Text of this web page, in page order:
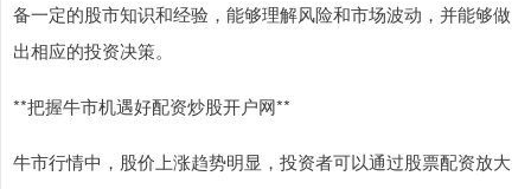
备一定的股市知识和经验，能够理解风险和市场波动，并能够做
出相应的投资决策。
**把握牛市机遇好配资炒股开户网**
牛市行情中，股价上涨趋势明显，投资者可以通过股票配资放大